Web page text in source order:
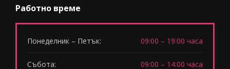
Работно време
Понеделник – Петък: 09:00 – 19:00 часа
Събота: 09:00 – 14:00 часа